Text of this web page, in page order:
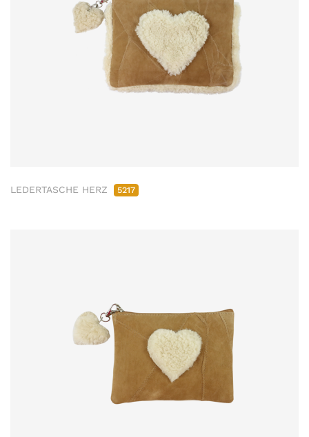
LEDERTASCHE HERZ 5217